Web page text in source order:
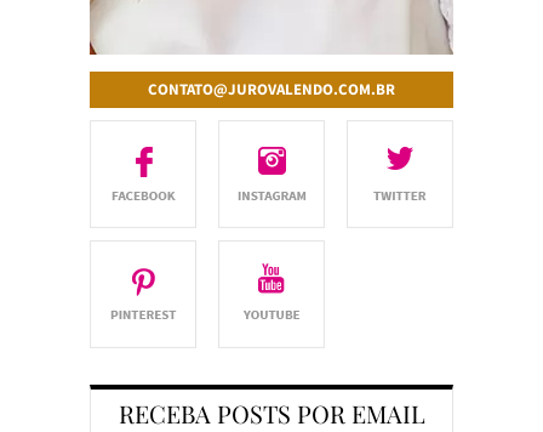
CONTATO@JUROVALENDO.COM.BR
RECEBA POSTS POR EMAIL